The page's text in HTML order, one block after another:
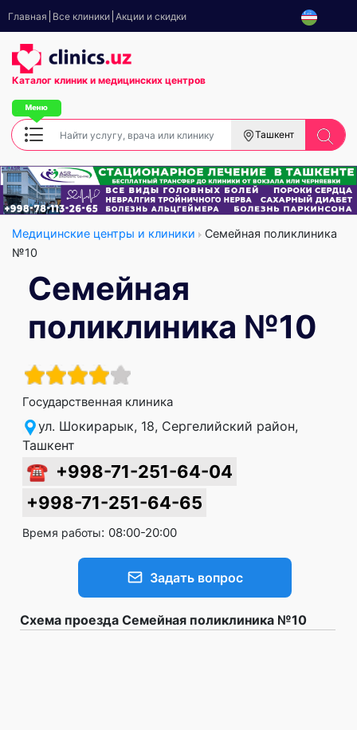
Главная Все клиники Акции и скидки
Каталог клиник и медицинских центров
Ташкент
Медицинские центры и клиники
Семейная поликлиника
№10
Семейная
поликлиника №10
Государственная клиника
ул. Шокирарык, 18, Сергелийский район,
Ташкент
☎ +998-71-251-64-04
+998-71-251-64-65
Время работы: 08:00-20:00
Задать вопрос
Схема проезда Семейная поликлиника №10